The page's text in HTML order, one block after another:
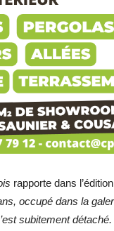
rapporte dans
occupé dans la
subitement